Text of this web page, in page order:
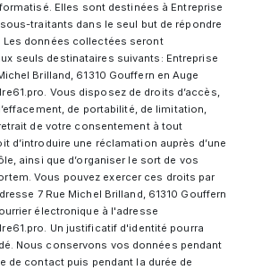
Elles sont destinées à Entreprise
traitants dans le seul but de répondre
Les données collectées seront
seuls destinataires suivants: Entreprise
Brilland, 61310 Gouffern en Auge
Vous disposez de droits d’accès,
de portabilité, de limitation,
de votre consentement à tout
d’introduire une réclamation auprès d’une
ainsi que d’organiser le sort de vos
Vous pouvez exercer ces droits par
7 Rue Michel Brilland, 61310 Gouffern
électronique à l'adresse
Un justificatif d'identité pourra
Nous conservons vos données pendant
de contact puis pendant la durée de